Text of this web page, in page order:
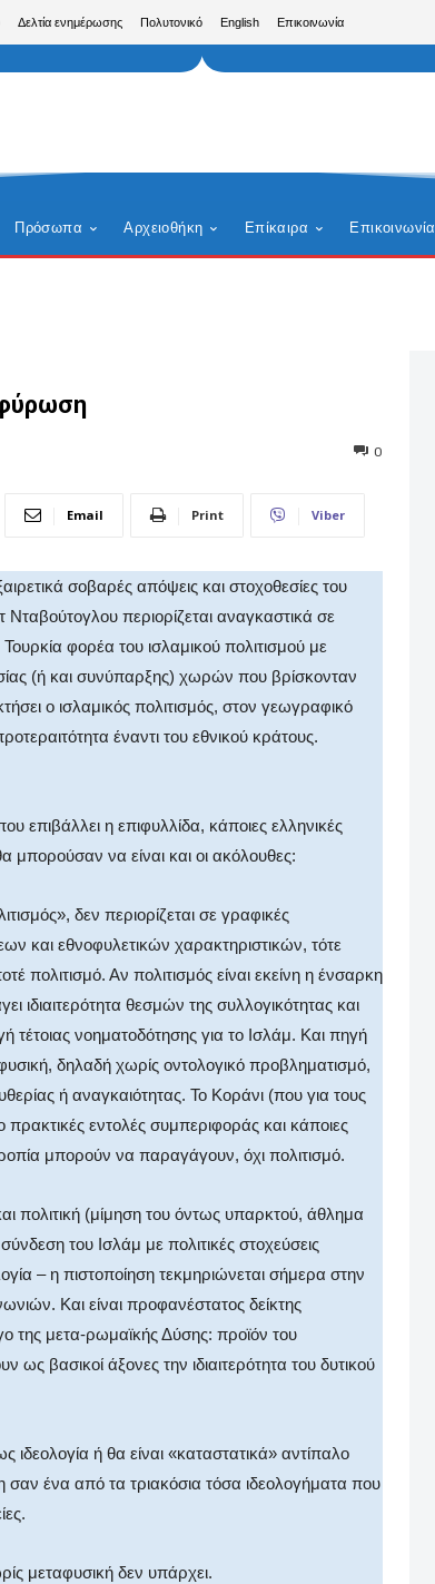
Δελτία ενημέρωσης Πολυτονικό English Επικοινωνία
Πρόσωπα Αρχειοθήκη Επίκαιρα Επικοινωνία
0
Email Print Viber
σοβαρές απόψεις και στοχοθεσίες του
περιορίζεται αναγκαστικά σε
φορέα του ισλαμικού πολιτισμού με
(ή και συνύπαρξης) χωρών που βρίσκονταν
ο ισλαμικός πολιτισμός, στον γεωγραφικό
έναντι του εθνικού κράτους.
επιβάλλει η επιφυλλίδα, κάποιες ελληνικές
μπορούσαν να είναι και οι ακόλουθες:
δεν περιορίζεται σε γραφικές
και εθνοφυλετικών χαρακτηριστικών, τότε
πολιτισμό. Αν πολιτισμός είναι εκείνη η ένσαρκη
ιδιαιτερότητα θεσμών της συλλογικότητας και
τέτοιας νοηματοδότησης για το Ισλάμ. Και πηγή
δηλαδή χωρίς οντολογικό προβληματισμό,
ή αναγκαιότητας. Το Κοράνι (που για τους
πρακτικές εντολές συμπεριφοράς και κάποιες
μπορούν να παραγάγουν, όχι πολιτισμό.
πολιτική (μίμηση του όντως υπαρκτού, άθλημα
του Ισλάμ με πολιτικές στοχεύσεις
– η πιστοποίηση τεκμηριώνεται σήμερα στην
Και είναι προφανέστατος δείκτης
της μετα-ρωμαϊκής Δύσης: προϊόν του
ως βασικοί άξονες την ιδιαιτερότητα του δυτικού
ή θα είναι «καταστατικά» αντίπαλο
ένα από τα τριακόσια τόσα ιδεολογήματα που
μεταφυσική δεν υπάρχει.